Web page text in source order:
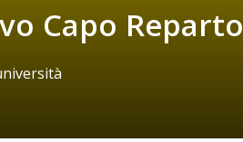
Capo Reparto